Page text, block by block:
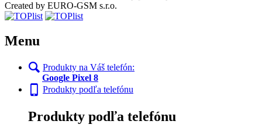
Created by EURO-GSM s.r.o.
Menu
Produkty na Váš telefón:
Google Pixel 8
Produkty podľa telefónu
Produkty podľa telefónu